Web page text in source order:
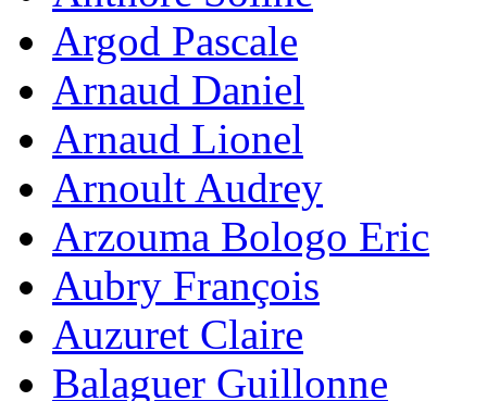
Argod Pascale
Arnaud Daniel
Arnaud Lionel
Arnoult Audrey
Arzouma Bologo Eric
Aubry François
Auzuret Claire
Balaguer Guillonne